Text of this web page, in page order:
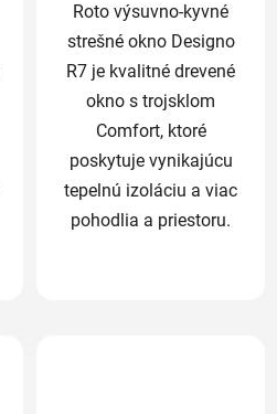
Roto výsuvno-kyvné
strešné okno Designo
R7 je kvalitné drevené
okno s trojsklom
Comfort, ktoré
poskytuje vynikajúcu
tepelnú izoláciu a viac
pohodlia a priestoru.